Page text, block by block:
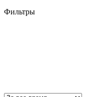
Фильтры